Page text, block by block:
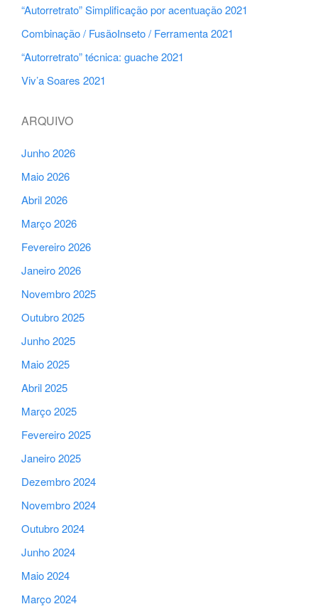
“Autorretrato” Simplificação por acentuação 2021
Combinação / FusãoInseto / Ferramenta 2021
“Autorretrato” técnica: guache 2021
Viv’a Soares 2021
ARQUIVO
Junho 2026
Maio 2026
Abril 2026
Março 2026
Fevereiro 2026
Janeiro 2026
Novembro 2025
Outubro 2025
Junho 2025
Maio 2025
Abril 2025
Março 2025
Fevereiro 2025
Janeiro 2025
Dezembro 2024
Novembro 2024
Outubro 2024
Junho 2024
Maio 2024
Março 2024